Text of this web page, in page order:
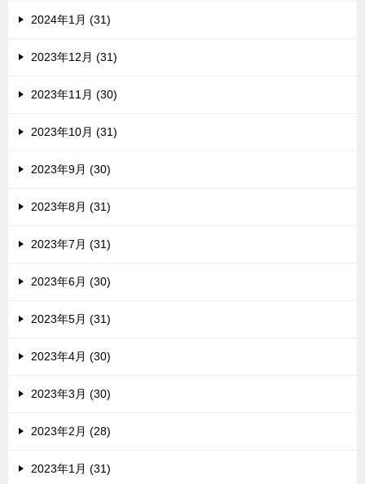
2024年1月 (31)
2023年12月 (31)
2023年11月 (30)
2023年10月 (31)
2023年9月 (30)
2023年8月 (31)
2023年7月 (31)
2023年6月 (30)
2023年5月 (31)
2023年4月 (30)
2023年3月 (30)
2023年2月 (28)
2023年1月 (31)